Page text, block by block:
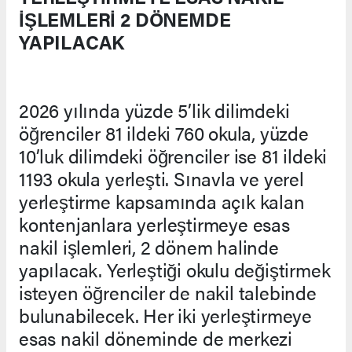
İŞLEMLERİ 2 DÖNEMDE
YAPILACAK
2026 yılında yüzde 5’lik dilimdeki
öğrenciler 81 ildeki 760 okula, yüzde
10’luk dilimdeki öğrenciler ise 81 ildeki
1193 okula yerleşti. Sınavla ve yerel
yerleştirme kapsamında açık kalan
kontenjanlara yerleştirmeye esas
nakil işlemleri, 2 dönem halinde
yapılacak. Yerleştiği okulu değiştirmek
isteyen öğrenciler de nakil talebinde
bulunabilecek. Her iki yerleştirmeye
esas nakil döneminde de merkezi